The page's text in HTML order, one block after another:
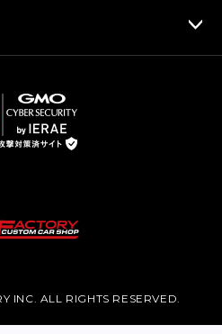
INC. ALL RIGHTS RESERVED.